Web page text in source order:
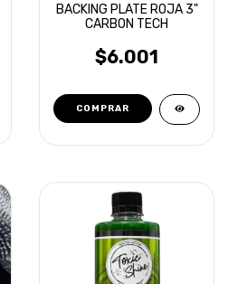
BACKING PLATE ROJA 3"
CARBON TECH
$6.001